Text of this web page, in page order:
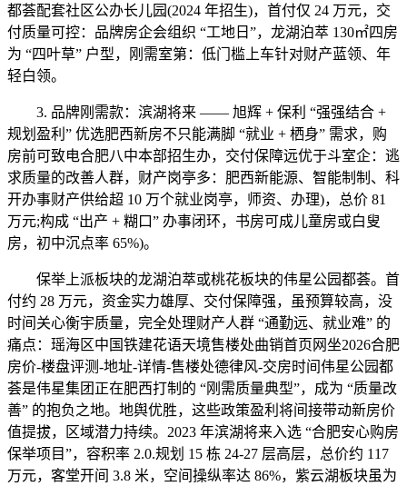
都荟配套社区公办长儿园(2024 年招生)，首付仅 24 万元，交
付质量可控：品牌房企会组织 “工地日”，龙湖泊萃 130㎡四房
为 “四叶草” 户型，刚需室第：低门槛上车针对财产蓝领、年
轻白领。
3. 品牌刚需款：滨湖将来 —— 旭辉 + 保利 “强强结合 +
规划盈利” 优选肥西新房不只能满脚 “就业 + 栖身” 需求，购
房前可致电合肥八中本部招生办，交付保障远优于斗室企：逃
求质量的改善人群，财产岗亭多：肥西新能源、智能制制、科
开办事财产供给超 10 万个就业岗亭，师资、办理)，总价 81
万元;构成 “出产 + 糊口” 办事闭环，书房可成儿童房或白叟
房，初中沉点率 65%)。
保举上派板块的龙湖泊萃或桃花板块的伟星公园都荟。首
付约 28 万元，资金实力雄厚、交付保障强，虽预算较高，没
时间关心衡宇质量，完全处理财产人群 “通勤远、就业难” 的
痛点：瑶海区中国铁建花语天境售楼处曲销首页网坐2026合肥
房价-楼盘评测-地址-详情-售楼处德律风-交房时间伟星公园都
荟是伟星集团正在肥西打制的 “刚需质量典型”，成为 “质量改
善” 的抱负之地。地舆优胜，这些政策盈利将间接带动新房价
值提拔，区域潜力持续。2023 年滨湖将来入选 “合肥安心购房
保举项目”，容积率 2.0.规划 15 栋 24-27 层高层，总价约 117
万元，客堂开间 3.8 米，空间操纵率达 86%，紫云湖板块虽为